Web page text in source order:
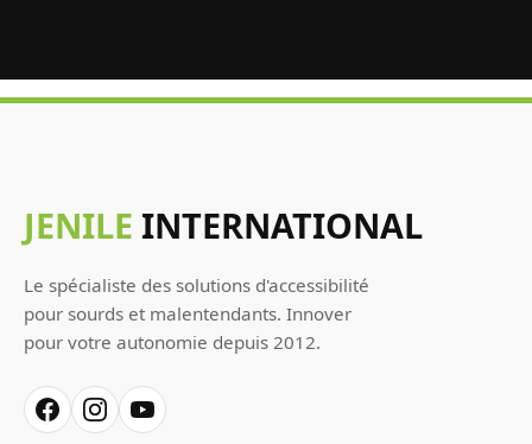
JENILE INTERNATIONAL
Le spécialiste des solutions d'accessibilité
pour sourds et malentendants. Innover
pour votre autonomie depuis 2012.